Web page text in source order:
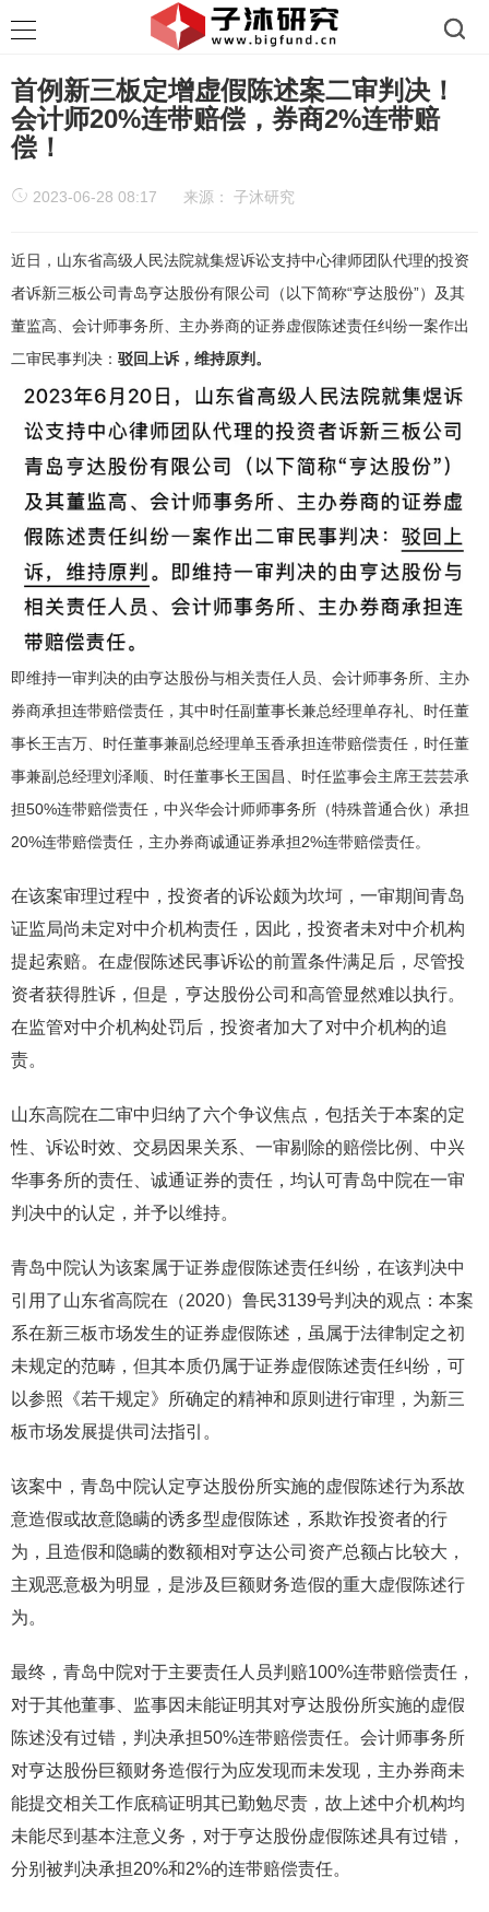
首例新三板定增虚假陈述案二审判决！
会计师20%连带赔偿，券商2%连带赔
偿！
2023-06-28 08:17 来源： 子沐研究
近日，山东省高级人民法院就集煜诉讼支持中心律师团队代理的投资
者诉新三板公司青岛亨达股份有限公司（以下简称“亨达股份”）及其
董监高、会计师事务所、主办券商的证券虚假陈述责任纠纷一案作出
二审民事判决： 驳回上诉，维持原判。
即维持一审判决的由亨达股份与相关责任人员、会计师事务所、主办
券商承担连带赔偿责任，其中时任副董事长兼总经理单存礼、时任董
事长王吉万、时任董事兼副总经理单玉香承担连带赔偿责任，时任董
事兼副总经理刘泽顺、时任董事长王国昌、时任监事会主席王芸芸承
担50%连带赔偿责任，中兴华会计师师事务所（特殊普通合伙）承担
20%连带赔偿责任，主办券商诚通证券承担2%连带赔偿责任。
在该案审理过程中，投资者的诉讼颇为坎坷，一审期间青岛
证监局尚未定对中介机构责任，因此，投资者未对中介机构
提起索赔。在虚假陈述民事诉讼的前置条件满足后，尽管投
资者获得胜诉，但是，亨达股份公司和高管显然难以执行。
在监管对中介机构处罚后，投资者加大了对中介机构的追
责。
山东高院在二审中归纳了六个争议焦点，包括关于本案的定
性、诉讼时效、交易因果关系、一审剔除的赔偿比例、中兴
华事务所的责任、诚通证券的责任，均认可青岛中院在一审
判决中的认定，并予以维持。
青岛中院认为该案属于证券虚假陈述责任纠纷，在该判决中
引用了山东省高院在（2020）鲁民3139号判决的观点：本案
系在新三板市场发生的证券虚假陈述，虽属于法律制定之初
未规定的范畴，但其本质仍属于证券虚假陈述责任纠纷，可
以参照《若干规定》所确定的精神和原则进行审理，为新三
板市场发展提供司法指引。
该案中，青岛中院认定亨达股份所实施的虚假陈述行为系故
意造假或故意隐瞒的诱多型虚假陈述，系欺诈投资者的行
为，且造假和隐瞒的数额相对亨达公司资产总额占比较大，
主观恶意极为明显，是涉及巨额财务造假的重大虚假陈述行
为。
最终，青岛中院对于主要责任人员判赔100%连带赔偿责任，
对于其他董事、监事因未能证明其对亨达股份所实施的虚假
陈述没有过错，判决承担50%连带赔偿责任。会计师事务所
对亨达股份巨额财务造假行为应发现而未发现，主办券商未
能提交相关工作底稿证明其已勤勉尽责，故上述中介机构均
未能尽到基本注意义务，对于亨达股份虚假陈述具有过错，
分别被判决承担20%和2%的连带赔偿责任。